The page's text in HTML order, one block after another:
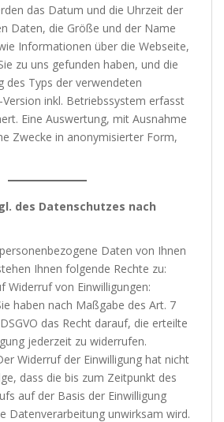
das Datum und die Uhrzeit der
Daten, die Größe und der Name
Informationen über die Webseite,
zu uns gefunden haben, und die
des Typs der verwendeten
inkl. Betriebssystem erfasst
Eine Auswertung, mit Ausnahme
Zwecke in anonymisierter Form,
des Datenschutzes nach
Daten von Ihnen
Ihnen folgende Rechte zu:
Widerruf von Einwilligungen:
haben nach Maßgabe des Art. 7
das Recht darauf, die erteilte
jederzeit zu widerrufen.
Widerruf der Einwilligung hat nicht
dass die bis zum Zeitpunkt des
auf der Basis der Einwilligung
Datenverarbeitung unwirksam wird.